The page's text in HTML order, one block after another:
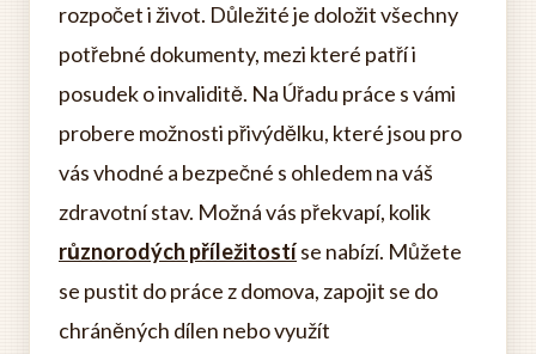
rozpočet i život. Důležité je doložit všechny
potřebné dokumenty, mezi které patří i
posudek o invaliditě. Na Úřadu práce s vámi
probere možnosti přivýdělku, které jsou pro
vás vhodné a bezpečné s ohledem na váš
zdravotní stav. Možná vás překvapí, kolik
různorodých příležitostíse nabízí. Můžete
se pustit do práce z domova, zapojit se do
chráněných dílen nebo využít